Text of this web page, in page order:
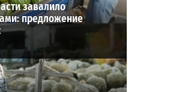
завалило
предложение